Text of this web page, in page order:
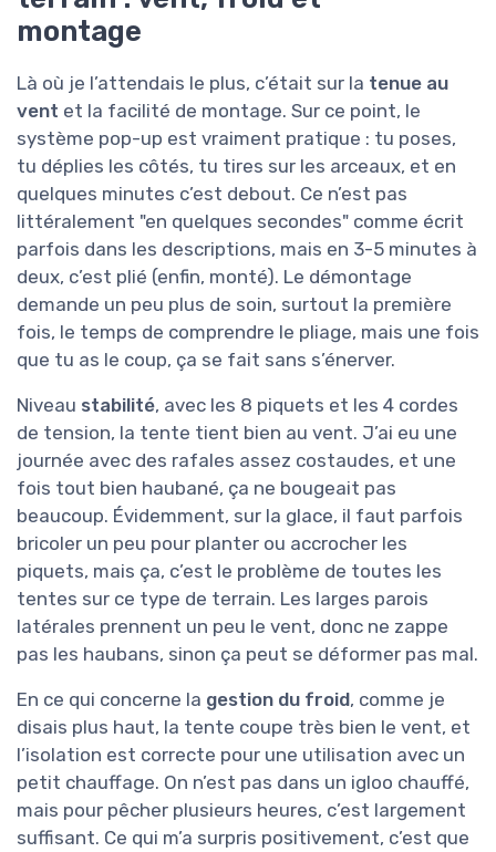
montage
Là où je l’attendais le plus, c’était sur la tenue au
vent et la facilité de montage. Sur ce point, le
système pop-up est vraiment pratique : tu poses,
tu déplies les côtés, tu tires sur les arceaux, et en
quelques minutes c’est debout. Ce n’est pas
littéralement "en quelques secondes" comme écrit
parfois dans les descriptions, mais en 3-5 minutes à
deux, c’est plié (enfin, monté). Le démontage
demande un peu plus de soin, surtout la première
fois, le temps de comprendre le pliage, mais une fois
que tu as le coup, ça se fait sans s’énerver.
Niveau stabilité, avec les 8 piquets et les 4 cordes
de tension, la tente tient bien au vent. J’ai eu une
journée avec des rafales assez costaudes, et une
fois tout bien haubané, ça ne bougeait pas
beaucoup. Évidemment, sur la glace, il faut parfois
bricoler un peu pour planter ou accrocher les
piquets, mais ça, c’est le problème de toutes les
tentes sur ce type de terrain. Les larges parois
latérales prennent un peu le vent, donc ne zappe
pas les haubans, sinon ça peut se déformer pas mal.
En ce qui concerne la gestion du froid, comme je
disais plus haut, la tente coupe très bien le vent, et
l’isolation est correcte pour une utilisation avec un
petit chauffage. On n’est pas dans un igloo chauffé,
mais pour pêcher plusieurs heures, c’est largement
suffisant. Ce qui m’a surpris positivement, c’est que